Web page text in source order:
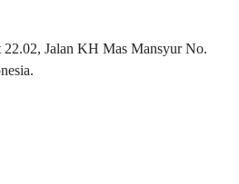
Jalan KH Mas Mansyur No.